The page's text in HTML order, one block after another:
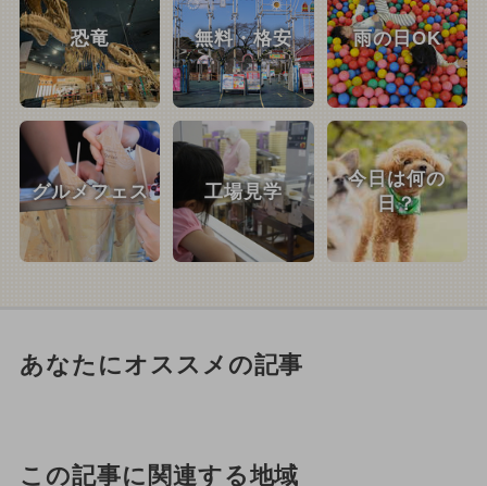
恐竜 無料・格安 雨の日OK
グルメフェス 工場見学
今日は何の
日？
あなたにオススメの記事
この記事に関連する地域